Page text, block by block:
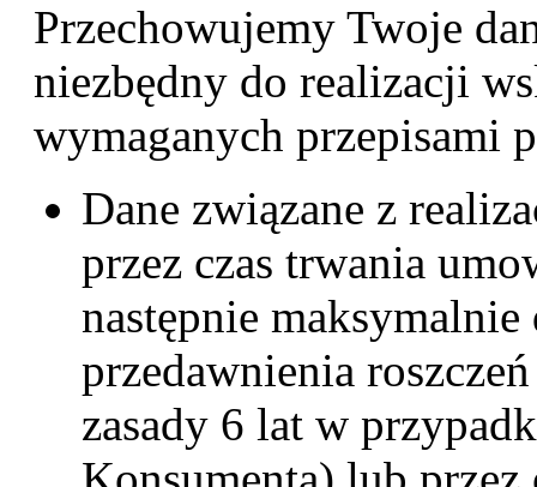
Przechowujemy Twoje
niezbędny do realizacji
wymaganych przepisami
Dane związane z
przez czas trwania
następnie
przedawnienia
zasady 6 lat w